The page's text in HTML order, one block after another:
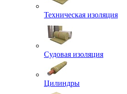
Техническая изоляция
Судовая изоляция
Цилиндры